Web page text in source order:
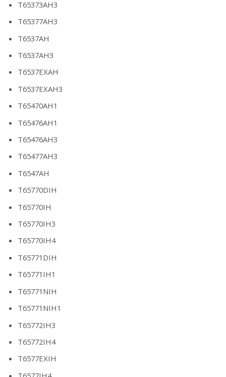
T65373AH3
T65377AH3
T6537AH
T6537AH3
T6537EXAH
T6537EXAH3
T65470AH1
T65476AH1
T65476AH3
T65477AH3
T6547AH
T65770DIH
T65770IH
T65770IH3
T65770IH4
T65771DIH
T65771IH1
T65771NIH
T65771NIH1
T65772IH3
T65772IH4
T6577EXIH